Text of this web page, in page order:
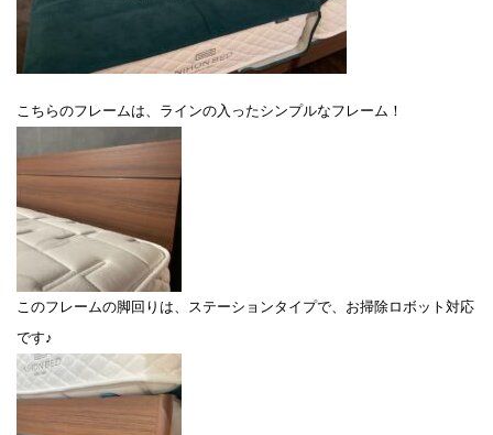
こちらのフレームは、ラインの入ったシンプルなフレーム！
このフレームの脚回りは、ステーションタイプで、お掃除ロボット対応
です♪